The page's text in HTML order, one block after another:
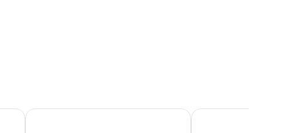
る
リクスガタン 20
ベストウェスタン コム ホテル ストックホルムエリート パレス ホテ